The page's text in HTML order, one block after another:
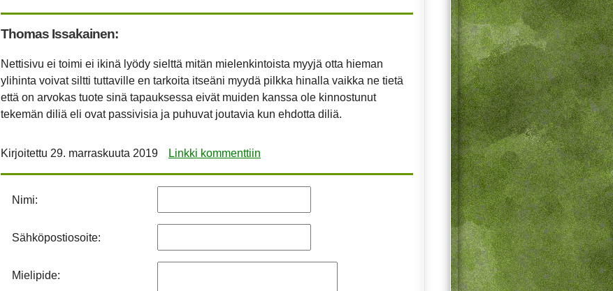
Thomas Issakainen:
Nettisivu ei toimi ei ikinä lyödy sielttä mitän mielenkintoista myyjä otta hieman
ylihinta voivat siltti tuttaville en tarkoita itseäni myydä pilkka hinalla vaikka ne tietä
että on arvokas tuote sinä tapauksessa eivät muiden kanssa ole kinnostunut
tekemän diliä eli ovat passivisia ja puhuvat joutavia kun ehdotta diliä.
Kirjoitettu 29. marraskuuta 2019 Linkki kommenttiin
Nimi:
Sähköpostiosoite:
Mielipide: